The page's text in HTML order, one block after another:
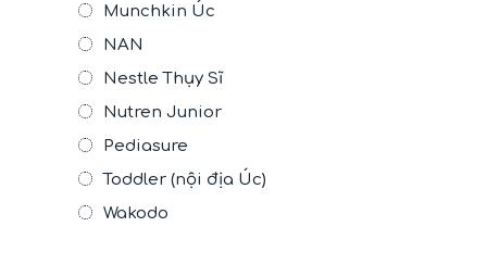
Munchkin Úc
NAN
Nestle Thụy Sĩ
Nutren Junior
Pediasure
Toddler (nội địa Úc)
Wakodo